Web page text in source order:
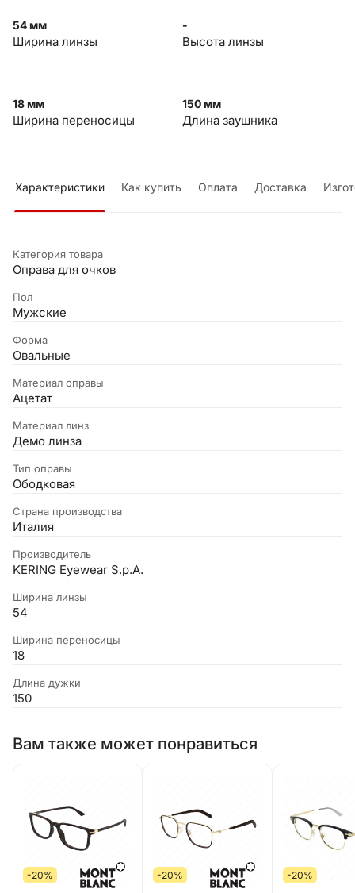
54 мм
Ширина линзы
-
Высота линзы
18 мм
Ширина переносицы
150 мм
Длина заушника
Характеристики Как купить Оплата Доставка
Категория товара
Оправа для очков
Пол
Мужские
Форма
Овальные
Материал оправы
Ацетат
Материал линз
Демо линза
Тип оправы
Ободковая
Страна производства
Италия
Производитель
KERING Eyewear S.p.A.
Ширина линзы
54
Ширина переносицы
18
Длина дужки
150
Вам также может понравиться
-20% -20% -20%